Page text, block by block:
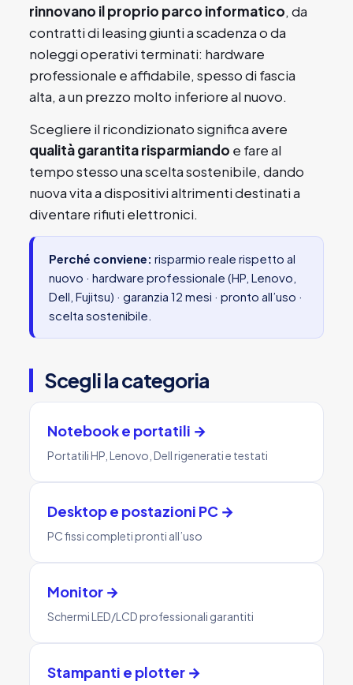
rinnovano il proprio parco informatico, da
contratti di leasing giunti a scadenza o da
noleggi operativi terminati: hardware
professionale e affidabile, spesso di fascia
alta, a un prezzo molto inferiore al nuovo.
Scegliere il ricondizionato significa avere
qualità garantita risparmiando e fare al
tempo stesso una scelta sostenibile, dando
nuova vita a dispositivi altrimenti destinati a
diventare rifiuti elettronici.
Perché conviene: risparmio reale rispetto al
nuovo · hardware professionale (HP, Lenovo,
Dell, Fujitsu) · garanzia 12 mesi · pronto all’uso ·
scelta sostenibile.
Scegli la categoria
Notebook e portatili →
Portatili HP, Lenovo, Dell rigenerati e testati
Desktop e postazioni PC →
PC fissi completi pronti all’uso
Monitor →
Schermi LED/LCD professionali garantiti
Stampanti e plotter →